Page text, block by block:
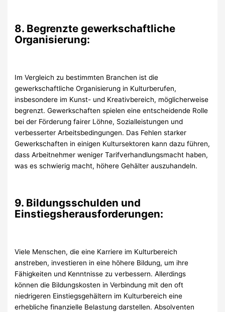
8. Begrenzte gewerkschaftliche
Organisierung:
Im Vergleich zu bestimmten Branchen ist die
gewerkschaftliche Organisierung in Kulturberufen,
insbesondere im Kunst- und Kreativbereich, möglicherweise
begrenzt. Gewerkschaften spielen eine entscheidende Rolle
bei der Förderung fairer Löhne, Sozialleistungen und
verbesserter Arbeitsbedingungen. Das Fehlen starker
Gewerkschaften in einigen Kultursektoren kann dazu führen,
dass Arbeitnehmer weniger Tarifverhandlungsmacht haben,
was es schwierig macht, höhere Gehälter auszuhandeln.
9. Bildungsschulden und
Einstiegsherausforderungen:
Viele Menschen, die eine Karriere im Kulturbereich
anstreben, investieren in eine höhere Bildung, um ihre
Fähigkeiten und Kenntnisse zu verbessern. Allerdings
können die Bildungskosten in Verbindung mit den oft
niedrigeren Einstiegsgehältern im Kulturbereich eine
erhebliche finanzielle Belastung darstellen. Absolventen